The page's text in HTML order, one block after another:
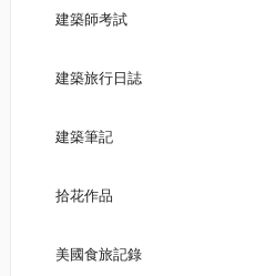
建築師考試
建築旅行日誌
建築筆記
拾花作品
美國食旅記錄